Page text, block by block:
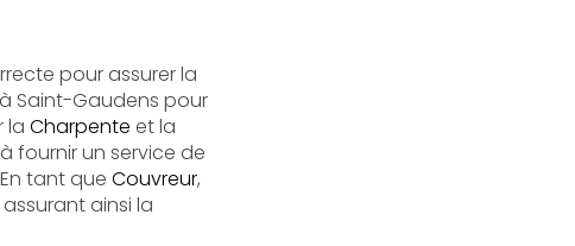
pour assurer la
Saint-Gaudens pour
la Charpente et la
fournir un service de
tant que Couvreur,
ainsi la